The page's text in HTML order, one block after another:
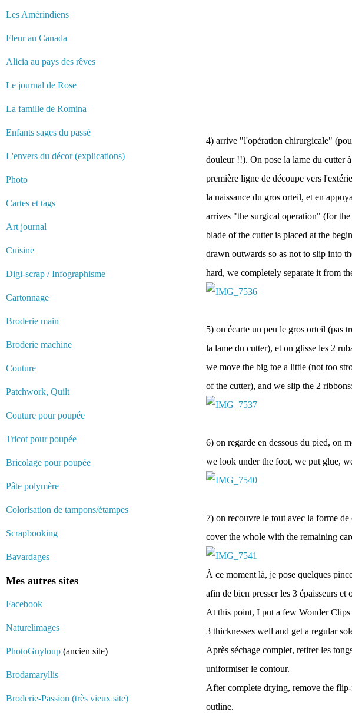
Les Amérindiens
Fleur au Canada
Alicia au pays des rêves
Le journal de Rose
La famille de Romina
Enfants sages du passé
L'envers du décor (explications)
Photo
Cartes et tags
Art journal
Cuisine
Digi-scrap / Infographisme
Cartonnage
Broderie main
Broderie machine
Couture
Patchwork, Quilt
Couture pour poupée
Tricot pour poupée
Bricolage pour poupée
Pâte polymère
Colorisation de tampons/étampes
Scrapbooking
Bavardages
Mes autres sites
Facebook
Naturelimages
PhotoGuyloup (ancien site)
Brodamaryllis
Broderie-Passion (très vieux site)
4) arrive "l'opération chirurgicale"
douleur !!). On pose la lame du cutter
première ligne de découpe vers
la naissance du gros orteil, et en
arrives "the surgical operation" (for
blade of the cutter is placed at the
drawn outwards so as not to slip into
hard, we completely separate it from
5) on écarte un peu le gros orteil (pas
la lame du cutter), et on glisse les 2
we move the big toe a little (not too
of the cutter), and we slip the 2 ribbons:
6) on regarde en dessous du pied, on
we look under the foot, we put glue,
7) on recouvre le tout avec la forme de
cover the whole with the remaining
À ce moment là, je pose quelques
afin de bien presser les 3 épaisseurs et
At this point, I put a few Wonder Clips
3 thicknesses well and get a regular
Après séchage complet, retirer les
uniformiser le contour.
After complete drying, remove the
outline.